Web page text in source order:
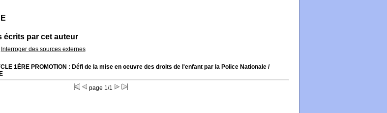
écrits par cet auteur
Interroger des sources externes
1ÈRE PROMOTION : Défi de la mise en oeuvre des droits de l'enfant par la Police Nationale/
page 1/1